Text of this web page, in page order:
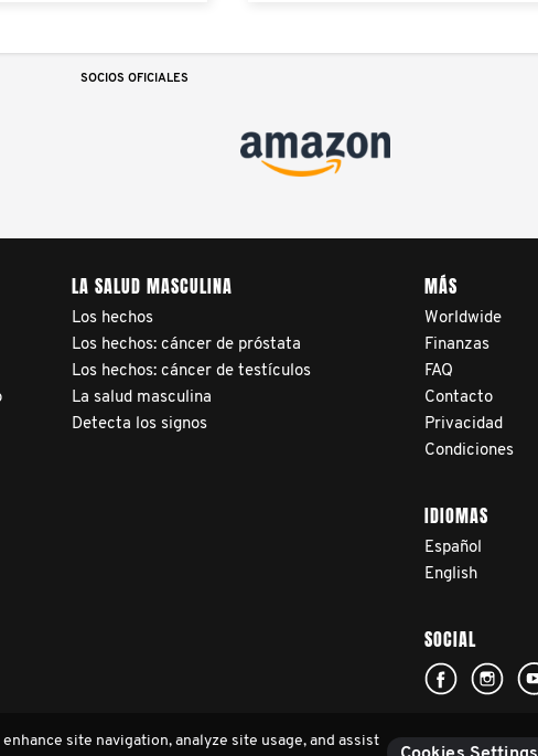
SOCIOS OFICIALES
LA SALUD MASCULINA
Los hechos
Los hechos: cáncer de próstata
Los hechos: cáncer de testículos
La salud masculina
Detecta los signos
MÁS
Worldwide
Finanzas
FAQ
Contacto
Privacidad
Condiciones
IDIOMAS
Español
English
SOCIAL
site navigation, analyze site usage, and assist